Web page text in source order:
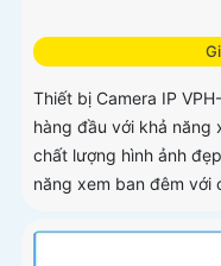
Thiết bị Camera IP
hàng đầu với khả năng
chất lượng hình ảnh
năng xem ban đêm với